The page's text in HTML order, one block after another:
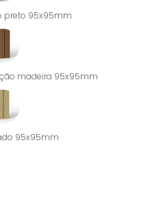
preto 95x95mm
madeira 95x95mm
95x95mm